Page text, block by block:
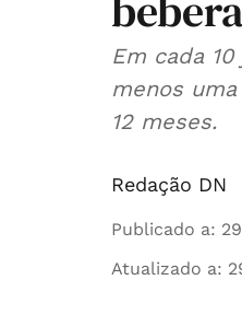
Em cada
menos
12 meses.
Redação DN
Publicado a:
Atualizado a: